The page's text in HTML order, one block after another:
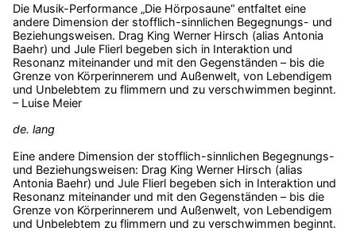
Die Musik-Performance „Die Hörposaune“ entfaltet eine
andere Dimension der stofflich-sinnlichen Begegnungs- und
Beziehungsweisen. Drag King Werner Hirsch (alias Antonia
Baehr) und Jule Flierl begeben sich in Interaktion und
Resonanz miteinander und mit den Gegenständen – bis die
Grenze von Körperinnerem und Außenwelt, von Lebendigem
und Unbelebtem zu flimmern und zu verschwimmen beginnt.
– Luise Meier
de. lang
Eine andere Dimension der stofflich-sinnlichen Begegnungs-
und Beziehungsweisen: Drag King Werner Hirsch (alias
Antonia Baehr) und Jule Flierl begeben sich in Interaktion und
Resonanz miteinander und mit den Gegenständen – bis die
Grenze von Körperinnerem und Außenwelt, von Lebendigem
und Unbelebtem zu flimmern und zu verschwimmen beginnt.